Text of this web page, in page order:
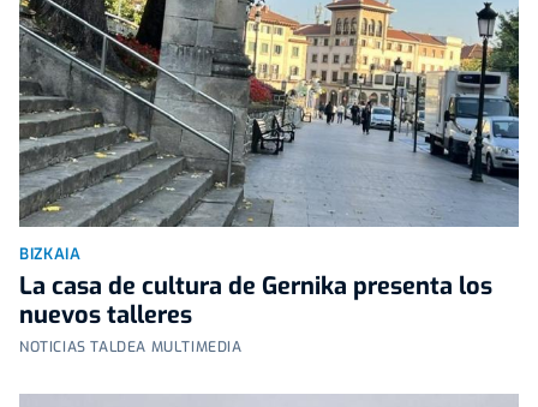
BIZKAIA
La casa de cultura de Gernika presenta los
nuevos talleres
NOTICIAS TALDEA MULTIMEDIA